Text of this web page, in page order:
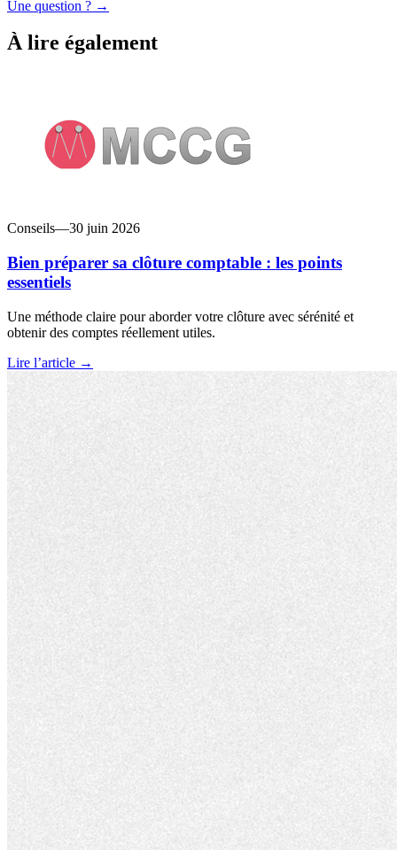
Une question ? →
À lire également
Conseils—30 juin 2026
Bien préparer sa clôture comptable : les points
essentiels
Une méthode claire pour aborder votre clôture avec sérénité et
obtenir des comptes réellement utiles.
Lire l’article →